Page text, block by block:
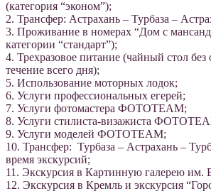
(категория “эконом”);
2. Трансфер: Астрахань – Турбаза –
3. Проживание в номерах “Дом с
категории “стандарт”);
4. Трехразовое питание (чайный стол без
течение всего дня);
5. Использование моторных лодок;
6. Услуги профессиональных егерей;
7. Услуги фотомастера ФОТОTEAM;
8. Услуги стилиста-визажиста
9. Услуги моделей ФОТОTEAM;
10. Трансфер: Турбаза – Астрахань –
время экскурсий;
11. Экскурсия в Картинную галерею им.
12. Экскурсия в Кремль и экскурсия